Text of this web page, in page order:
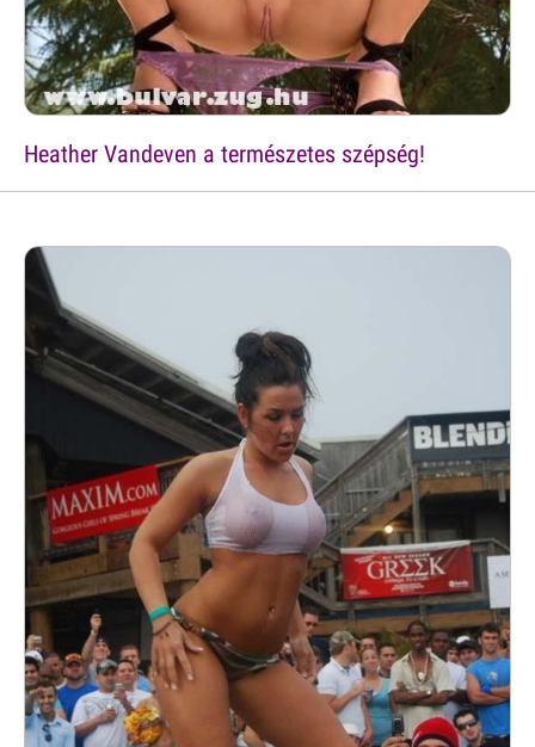
Heather Vandeven a természetes szépség!